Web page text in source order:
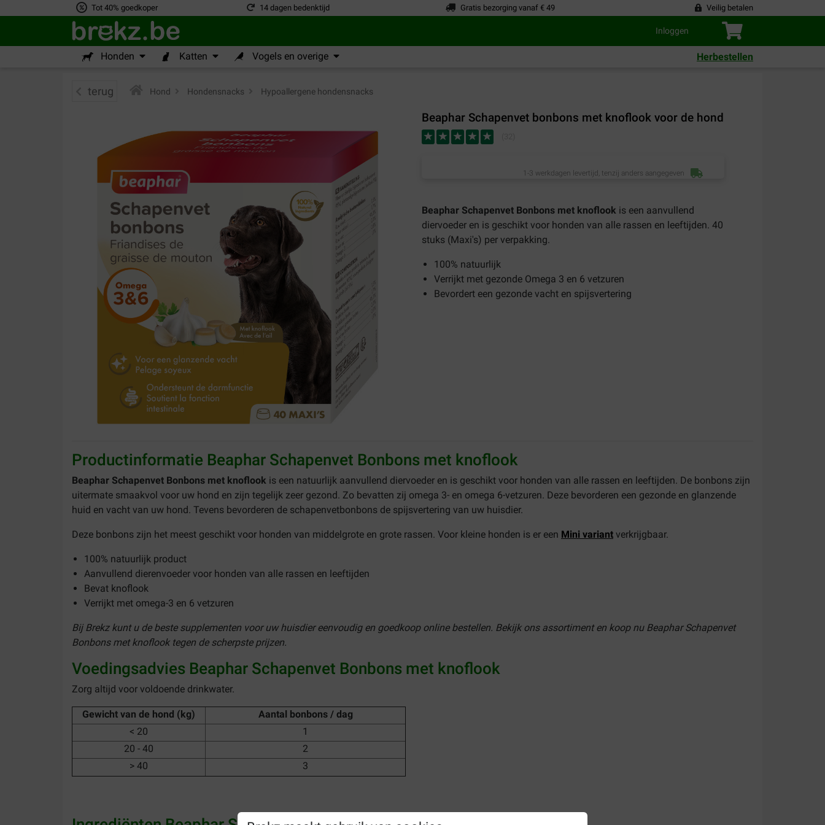
Tot 40% goedkoper 14 dagen bedenktijd Gratis bezorging vanaf € 49 Veilig betalen
Inloggen
Honden Katten Vogels en overige Herbestellen
terug Hond Hondensnacks Hypoallergene hondensnacks
Beaphar Schapenvet bonbons met knoflook voor de hond
1-3 werkdagen levertijd, tenzij anders aangegeven
Beaphar Schapenvet Bonbons met knoflook is een aanvullend
diervoeder en is geschikt voor honden van alle rassen en leeftijden. 40
stuks (Maxi's) per verpakking.
100% natuurlijk
Verrijkt met gezonde Omega 3 en 6 vetzuren
Bevordert een gezonde vacht en spijsvertering
Productinformatie Beaphar Schapenvet Bonbons met knoflook
Beaphar Schapenvet Bonbons met knoflook is een natuurlijk aanvullend diervoeder en is geschikt voor honden van alle rassen en leeftijden. De bonbons zijn
uitermate smaakvol voor uw hond en zijn tegelijk zeer gezond. Zo bevatten zij omega 3- en omega 6-vetzuren. Deze bevorderen een gezonde en glanzende
huid en vacht van uw hond. Tevens bevorderen de schapenvetbonbons de spijsvertering van uw huisdier.
Deze bonbons zijn het meest geschikt voor honden van middelgrote en grote rassen. Voor kleine honden is er een Mini variant verkrijgbaar.
100% natuurlijk product
Aanvullend dierenvoeder voor honden van alle rassen en leeftijden
Bevat knoflook
Verrijkt met omega-3 en 6 vetzuren
Bij Brekz kunt u de beste supplementen voor uw huisdier eenvoudig en goedkoop online bestellen. Bekijk ons assortiment en koop nu Beaphar Schapenvet
Bonbons met knoflook tegen de scherpste prijzen.
Voedingsadvies Beaphar Schapenvet Bonbons met knoflook
Zorg altijd voor voldoende drinkwater.
Gewicht van de hond (kg)
Aantal bonbons / dag
< 20
1
20 - 40
2
> 40
3